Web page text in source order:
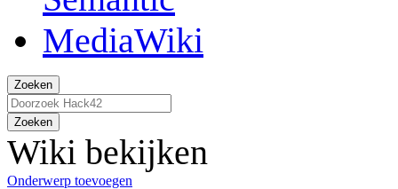
Zoeken
Zoeken
Wiki bekijken
Onderwerp toevoegen